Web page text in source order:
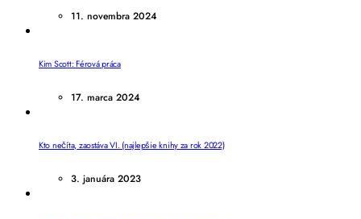
11. novembra 2024
Kim Scott: Férová práca
17. marca 2024
Kto nečíta, zaostáva VI. (najlepšie knihy za rok 2022)
3. januára 2023